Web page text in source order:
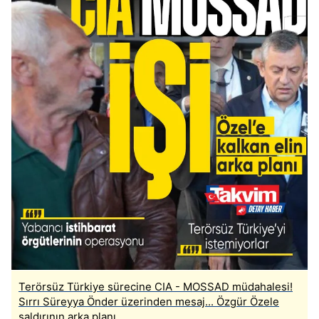
Terörsüz Türkiye sürecine CIA - MOSSAD müdahalesi!
Sırrı Süreyya Önder üzerinden mesaj... Özgür Özele
saldırının arka planı